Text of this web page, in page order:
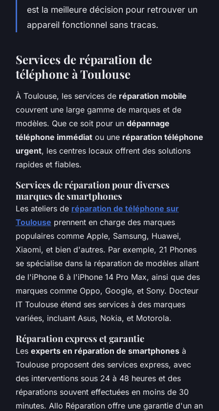
est la meilleure décision pour retrouver un
appareil fonctionnel sans tracas.
Services de réparation de
téléphone à Toulouse
À Toulouse, les services de réparation mobile
couvrent une large gamme de marques et de
modèles. Que ce soit pour un dépannage
téléphone immédiat ou une réparation téléphone
urgent, les centres locaux offrent des solutions
rapides et fiables.
Services de réparation pour diverses
marques de smartphones
Les ateliers de réparation de téléphone sur
Toulouse prennent en charge des marques
populaires comme Apple, Samsung, Huawei,
Xiaomi, et bien d'autres. Par exemple, 21 Phones
se spécialise dans la réparation de modèles allant
de l'iPhone 6 à l'iPhone 14 Pro Max, ainsi que des
marques comme Oppo, Google, et Sony. Docteur
IT Toulouse étend ses services à des marques
variées, incluant Asus, Nokia, et Motorola.
Réparation express et garantie
Les experts en réparation de smartphones à
Toulouse proposent des services express, avec
des interventions sous 24 à 48 heures et des
réparations souvent effectuées en moins de 30
minutes. Allo Réparation offre une garantie d'un an